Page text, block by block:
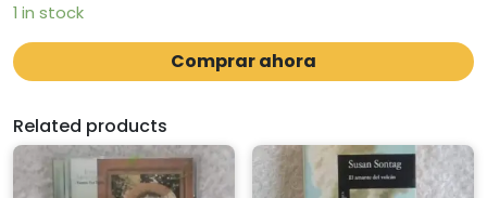
1 in stock
Comprar ahora
Related products